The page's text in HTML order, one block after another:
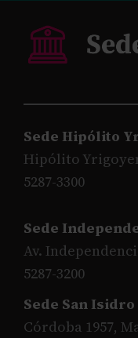
Sede Hipólito
Hipólito
5287-3300
Sede
Av.
5287-3200
Sede San Isidro
Córdoba 1957,